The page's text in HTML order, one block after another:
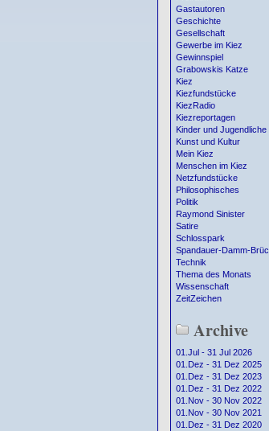
Gastautoren
Geschichte
Gesellschaft
Gewerbe im Kiez
Gewinnspiel
Grabowskis Katze
Kiez
Kiezfundstücke
KiezRadio
Kiezreportagen
Kinder und Jugendliche
Kunst und Kultur
Mein Kiez
Menschen im Kiez
Netzfundstücke
Philosophisches
Politik
Raymond Sinister
Satire
Schlosspark
Spandauer-Damm-
Technik
Thema des Monats
Wissenschaft
ZeitZeichen
Archive
01.Jul - 31 Jul 2026
01.Dez - 31 Dez 2025
01.Dez - 31 Dez 2023
01.Dez - 31 Dez 2022
01.Nov - 30 Nov 2022
01.Nov - 30 Nov 2021
01.Dez - 31 Dez 2020